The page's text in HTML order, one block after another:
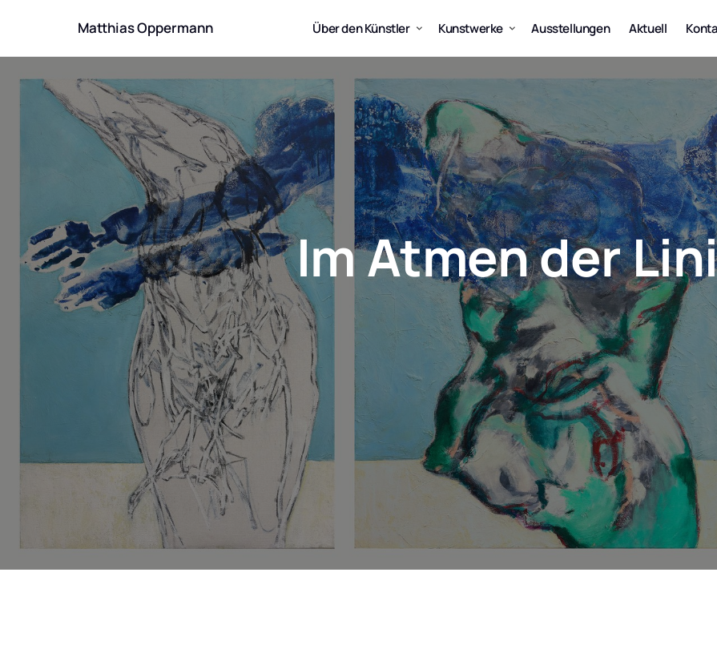
Matthias Oppermann Über den Künstler Kunstwerke Ausstellungen Aktuell
Im Atmen der
Biografie und Artist Statement
Spuren der Erinnerung
Körper-Landschaften
Gefäße
Im Atmen der Linien
Resonanzen
In der Landschaft
Editionen: Matrixserien
(digitale Schichtung)